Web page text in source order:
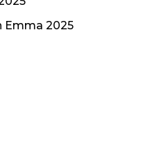
Emma 2025